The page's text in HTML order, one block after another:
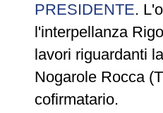
PRESIDENTE.
l'interpellanza
lavori riguardanti
Nogarole Rocca
cofirmatario.